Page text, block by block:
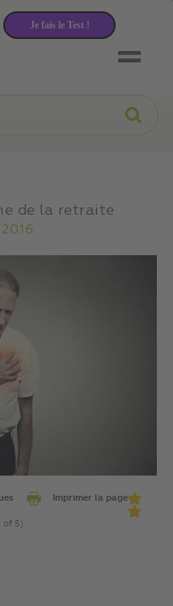
de la retraite
Imprimer la page
of 5)
Je fais le Test !